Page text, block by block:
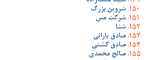
شروین بزرگ
شرکت مس
شنا
صادق بارانی
صادق گشنی
صالح محمدی